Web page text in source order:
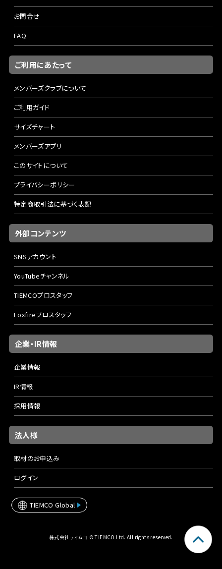
お問合せ
FAQ
ご利用にあたって
メンバーズクラブについて
ご利用ガイド
サイズチャート
メンバーズアプリ
このサイトについて
プライバシーポリシー
特定商取引法に基づく表記
外部コンテンツ
SNSアカウント
YouTubeチャンネル
TIEMCOプロスタッフ
Foxfireプロスタッフ
企業・IR情報
企業情報
IR情報
採用情報
法人様
取材のお申込み
ログイン
TIEMCO Global
株式会社ティムコ © TIEMCO Ltd. All rights reserved.